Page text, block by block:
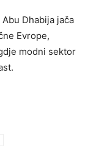
Dhabija jača
Evrope,
modni sektor